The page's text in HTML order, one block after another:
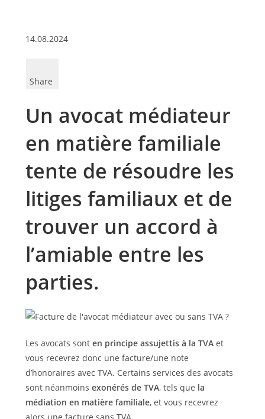
14.08.2024
Share
Un avocat médiateur
en matière familiale
tente de résoudre les
litiges familiaux et de
trouver un accord à
l’amiable entre les
parties.
Les avocats sont en principe assujettis à la TVAet
vous recevrez donc une facture/une note
d’honoraires avec TVA. Certains services des avocats
sont néanmoins exonérés de TVA, tels que la
médiation en matière familiale, et vous recevrez